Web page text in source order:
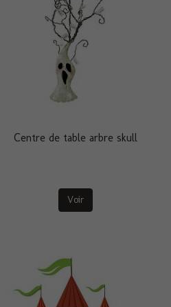
Centre de table arbre skull
Voir